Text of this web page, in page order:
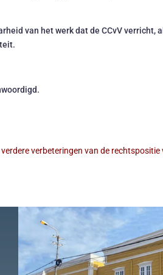
van het werk dat de CCvV verricht,
verbeteringen van de